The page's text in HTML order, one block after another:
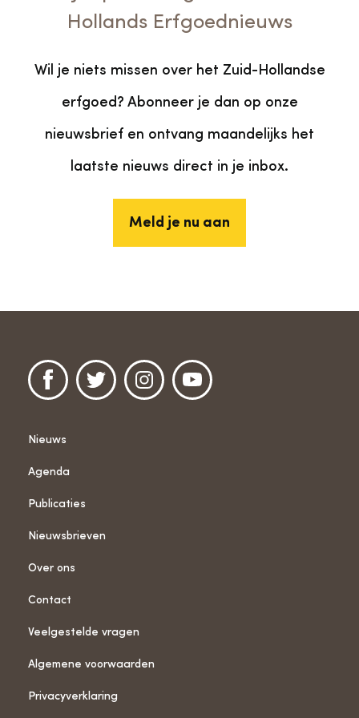
Hollands Erfgoednieuws
Wil je niets missen over het Zuid-Hollandse
erfgoed? Abonneer je dan op onze
nieuwsbrief en ontvang maandelijks het
laatste nieuws direct in je inbox.
Meld je nu aan
Nieuws
Agenda
Publicaties
Nieuwsbrieven
Over ons
Contact
Veelgestelde vragen
Algemene voorwaarden
Privacyverklaring